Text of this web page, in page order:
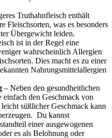
Truthahnfleisch enthält
Fleischsorten, was es besonders
Übergewicht leiden.
ist in der Regel eine
wahrscheinlich Allergien
Dies macht es zu einer
Nahrungsmittelallergien
– Neben den gesundheitlichen
den Geschmack von
süßlicher Geschmack kann
Du kannst
einer ausgewogenen
es als Belohnung oder